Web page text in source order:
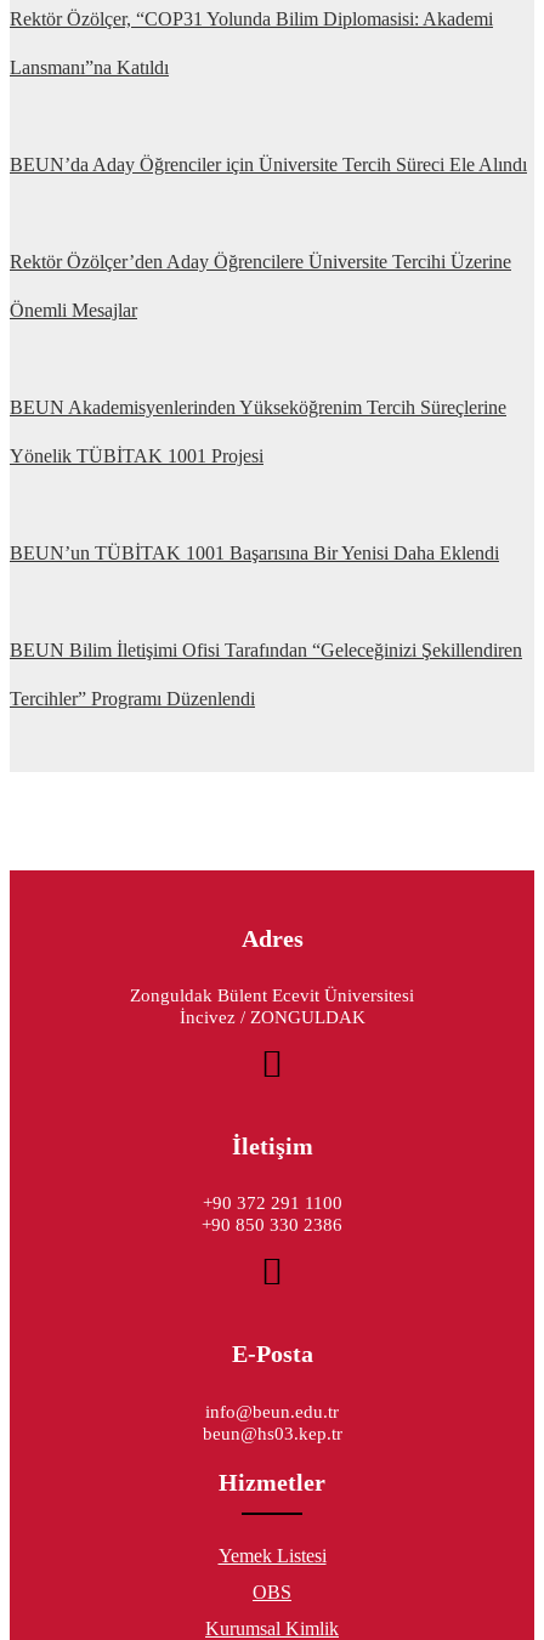
Rektör Özölçer, “COP31 Yolunda Bilim Diplomasisi: Akademi
Lansmanı”na Katıldı
BEUN’da Aday Öğrenciler için Üniversite Tercih Süreci Ele Alındı
Rektör Özölçer’den Aday Öğrencilere Üniversite Tercihi Üzerine
Önemli Mesajlar
BEUN Akademisyenlerinden Yükseköğrenim Tercih Süreçlerine
Yönelik TÜBİTAK 1001 Projesi
BEUN’un TÜBİTAK 1001 Başarısına Bir Yenisi Daha Eklendi
BEUN Bilim İletişimi Ofisi Tarafından “Geleceğinizi Şekillendiren
Tercihler” Programı Düzenlendi
Adres
Zonguldak Bülent Ecevit Üniversitesi
İncivez / ZONGULDAK
İletişim
+90 372 291 1100
+90 850 330 2386
E-Posta
info@beun.edu.tr
beun@hs03.kep.tr
Hizmetler
Yemek Listesi
OBS
Kurumsal Kimlik